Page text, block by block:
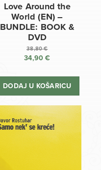
Love Around the
World (EN) –
BUNDLE: BOOK &
DVD
38,80€
Izvorna
bila
34,90€
cijena
DODAJ U KOŠARICU